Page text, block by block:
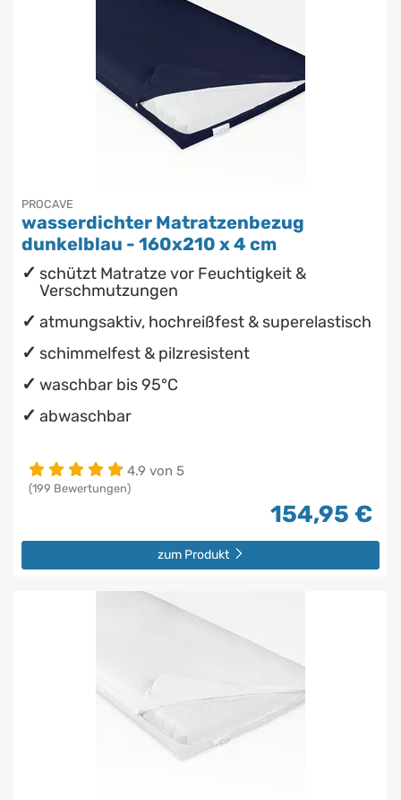
PROCAVE
wasserdichter Matratzenbezug
dunkelblau - 160x210 x 4 cm
schützt Matratze vor Feuchtigkeit &
Verschmutzungen
atmungsaktiv, hochreißfest & superelastisch
schimmelfest & pilzresistent
waschbar bis 95°C
abwaschbar
4.9 von 5
(199 Bewertungen)
154,95 €
zum Produkt